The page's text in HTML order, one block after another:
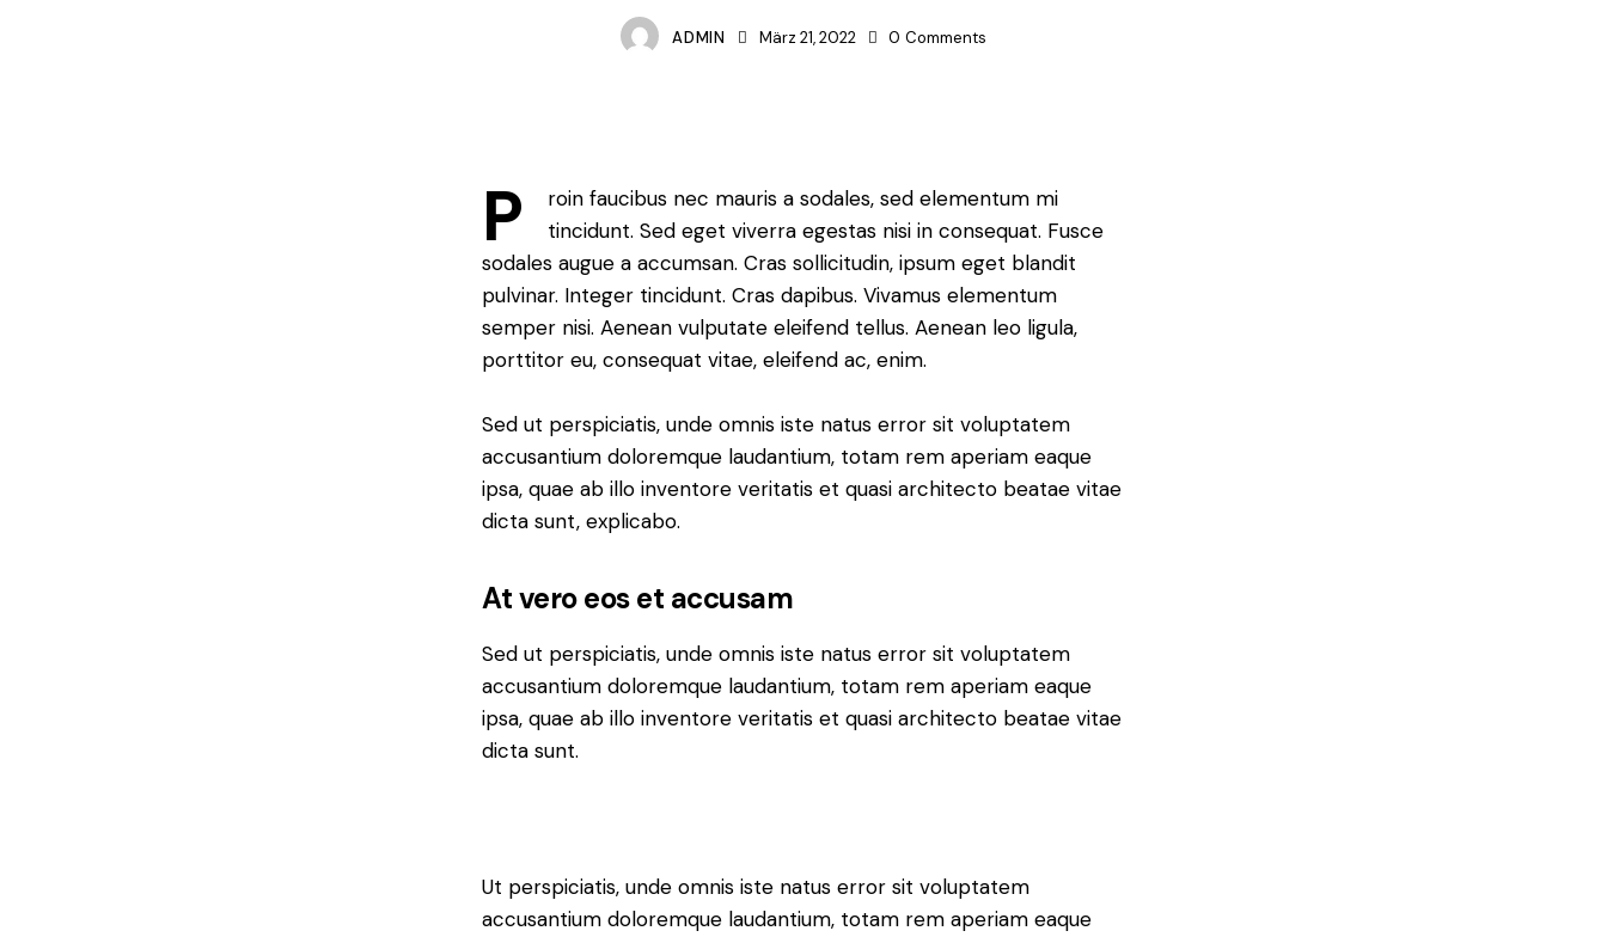
ADMIN März 21, 2022 0 Comments
P
roin faucibus nec mauris a sodales, sed elementum mi
tincidunt. Sed eget viverra egestas nisi in consequat. Fusce
sodales augue a accumsan. Cras sollicitudin, ipsum eget blandit
pulvinar. Integer tincidunt. Cras dapibus. Vivamus elementum
semper nisi. Aenean vulputate eleifend tellus. Aenean leo ligula,
porttitor eu, consequat vitae, eleifend ac, enim.
Sed ut perspiciatis, unde omnis iste natus error sit voluptatem
accusantium doloremque laudantium, totam rem aperiam eaque
ipsa, quae ab illo inventore veritatis et quasi architecto beatae vitae
dicta sunt, explicabo.
At vero eos et accusam
Sed ut perspiciatis, unde omnis iste natus error sit voluptatem
accusantium doloremque laudantium, totam rem aperiam eaque
ipsa, quae ab illo inventore veritatis et quasi architecto beatae vitae
dicta sunt.
Ut perspiciatis, unde omnis iste natus error sit voluptatem
accusantium doloremque laudantium, totam rem aperiam eaque